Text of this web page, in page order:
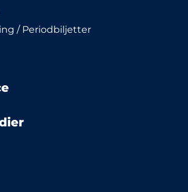
/ Periodbiljetter